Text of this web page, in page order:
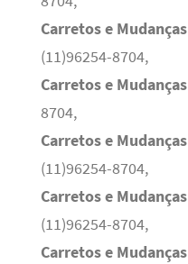
Carretos e Mudanças
(11)96254-8704,
Carretos e Mudanças
8704,
Carretos e Mudanças
(11)96254-8704,
Carretos e Mudanças
(11)96254-8704,
Carretos e Mudanças